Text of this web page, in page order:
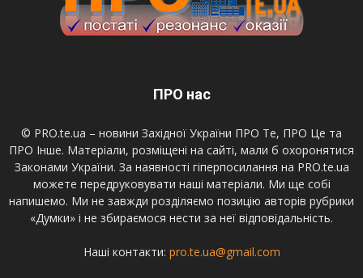
ПРО нас
© PRO.te.ua – новини Західної України ПРО Те, ПРО Це та
ПРО Інше. Матеріали, розміщені на сайті, мали б охоронятися
Законами України. За наявності гіперпосилання на PRO.te.ua
можете передруковувати наші матеріали. Ми ще собі
напишемо. Ми не завжди розділяємо позицію авторів рубрики
«Думки» і не збираємося нести за неї відповідальність.
Наші контакти: pro.te.ua@gmail.com